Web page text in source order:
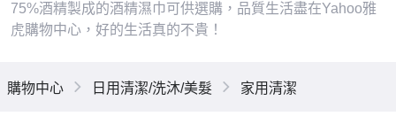
75%酒精製成的酒精濕巾可供選購，品質生活盡在Yahoo雅
虎購物中心，好的生活真的不貴！
購物中心 日用清潔/洗沐/美髮 家用清潔